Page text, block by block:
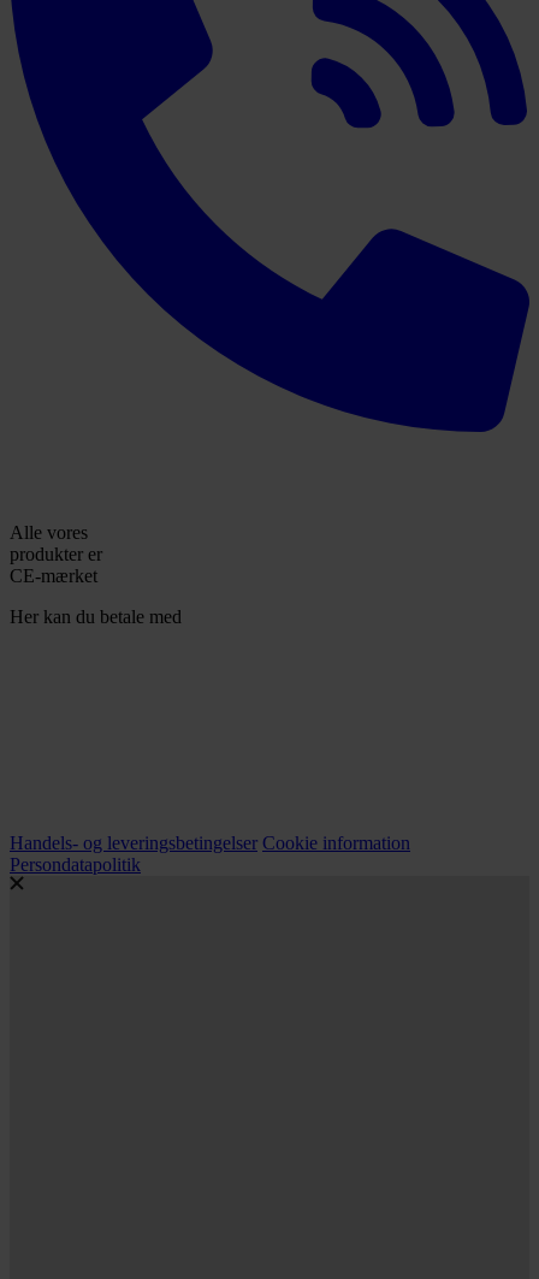
Alle vores
produkter er
CE-mærket
Her kan du betale med
Handels- og leveringsbetingelser Cookie information
Persondatapolitik